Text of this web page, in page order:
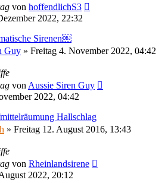
von hoffendlichS3
2022, 22:32
Sirenen￼
Guy » Freitag 4. November 2022, 04:42
von Aussie Siren Guy
2022, 04:42
Hallschlag
» Freitag 12. August 2016, 13:43
von Rheinlandsirene
2022, 20:12